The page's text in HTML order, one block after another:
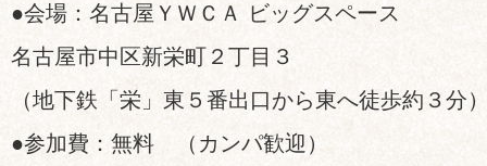
●会場：名古屋ＹＷＣＡ ビッグスペース
名古屋市中区新栄町２丁目３
（地下鉄「栄」東５番出口から東へ徒歩約３分
●参加費：無料 （カンパ歓迎）